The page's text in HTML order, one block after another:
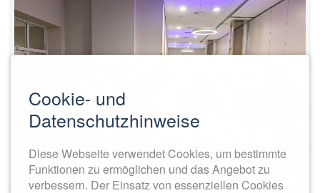
Cookie- und
Datenschutzhinweise
Diese Webseite verwendet Cookies, um bestimmte
Funktionen zu ermöglichen und das Angebot zu
verbessern. Der Einsatz von essenziellen Cookies